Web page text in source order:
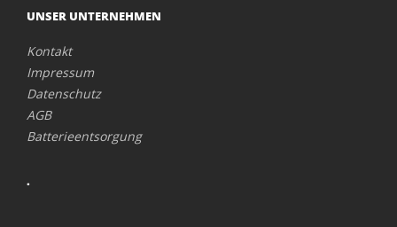
UNSER UNTERNEHMEN
Kontakt
Impressum
Datenschutz
AGB
Batterieentsorgung
.